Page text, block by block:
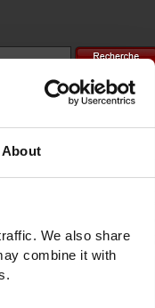
About
We also share
combine it with